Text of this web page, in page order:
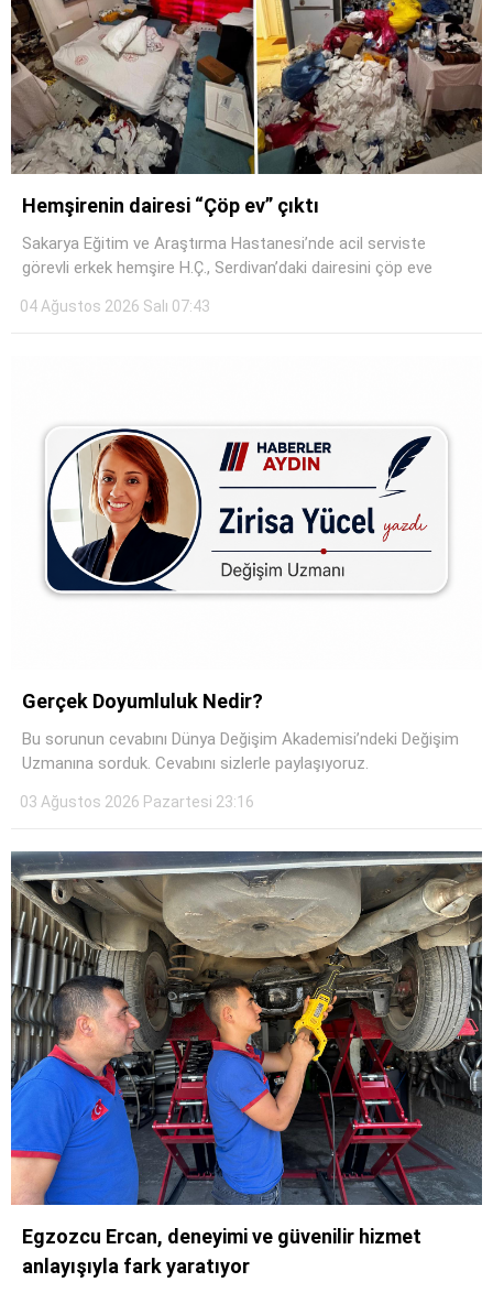
Hemşirenin dairesi “Çöp ev” çıktı
Sakarya Eğitim ve Araştırma Hastanesi’nde acil serviste
görevli erkek hemşire H.Ç., Serdivan’daki dairesini çöp eve
04 Ağustos 2026 Salı 07:43
Gerçek Doyumluluk Nedir?
Bu sorunun cevabını Dünya Değişim Akademisi’ndeki Değişim
Uzmanına sorduk. Cevabını sizlerle paylaşıyoruz.
03 Ağustos 2026 Pazartesi 23:16
Egzozcu Ercan, deneyimi ve güvenilir hizmet
anlayışıyla fark yaratıyor